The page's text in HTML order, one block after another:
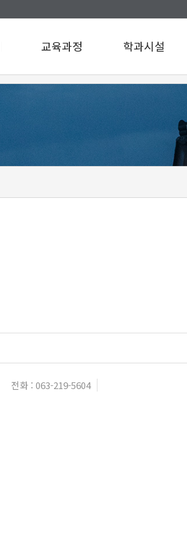
교육과정
교육과정
학과시설
학과시설
전화 : 063-219-5604